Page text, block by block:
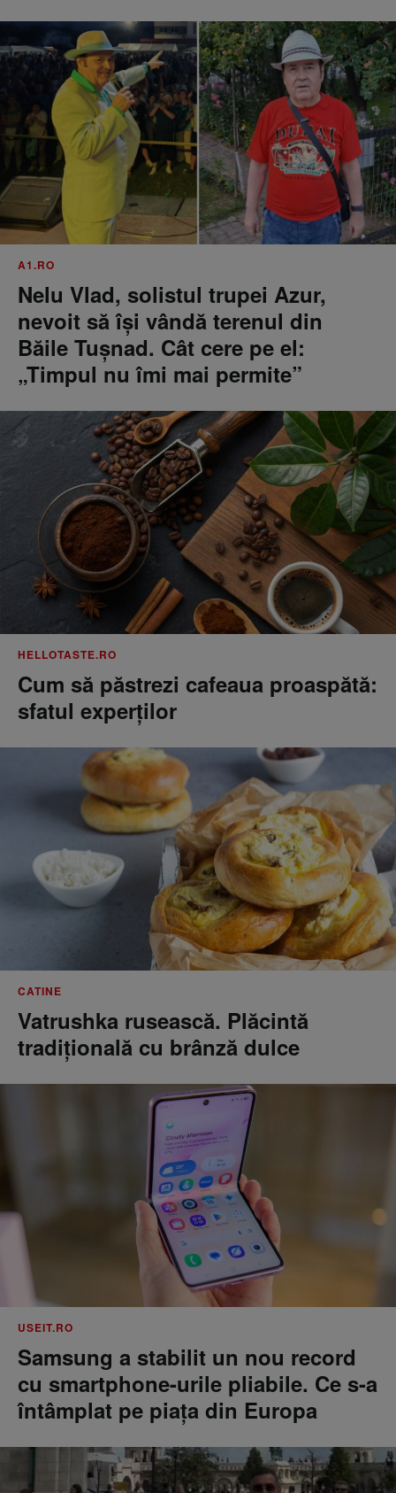
A1.RO
Nelu Vlad, solistul trupei Azur,
nevoit să își vândă terenul din
Băile Tușnad. Cât cere pe el:
„Timpul nu îmi mai permite”
HELLOTASTE.RO
Cum să păstrezi cafeaua proaspătă:
sfatul experților
CATINE
Vatrushka rusească. Plăcintă
tradițională cu brânză dulce
USEIT.RO
Samsung a stabilit un nou record
cu smartphone-urile pliabile. Ce s-a
întâmplat pe piața din Europa